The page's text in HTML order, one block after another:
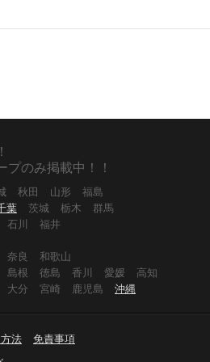
のみ掲載中！！
秋田 山形
福島
葉 茨城 栃木
群馬
石川
福井
奈良
和歌山
島根 徳島 香川 愛媛
高知
大分 宮崎 鹿児島 沖縄
法
免責事項